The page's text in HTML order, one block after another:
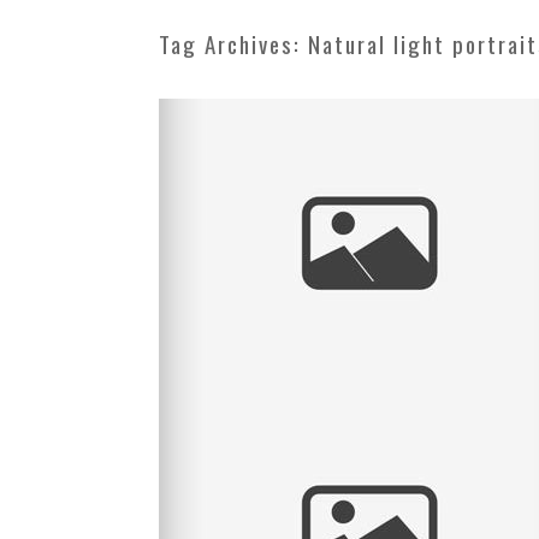
Tag Archives: Natural light